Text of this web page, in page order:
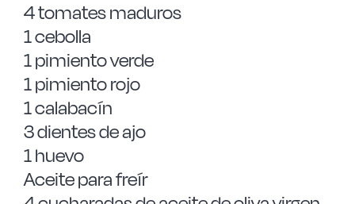
4 tomates maduros
1 cebolla
1 pimiento verde
1 pimiento rojo
1 calabacín
3 dientes de ajo
1 huevo
Aceite para freír